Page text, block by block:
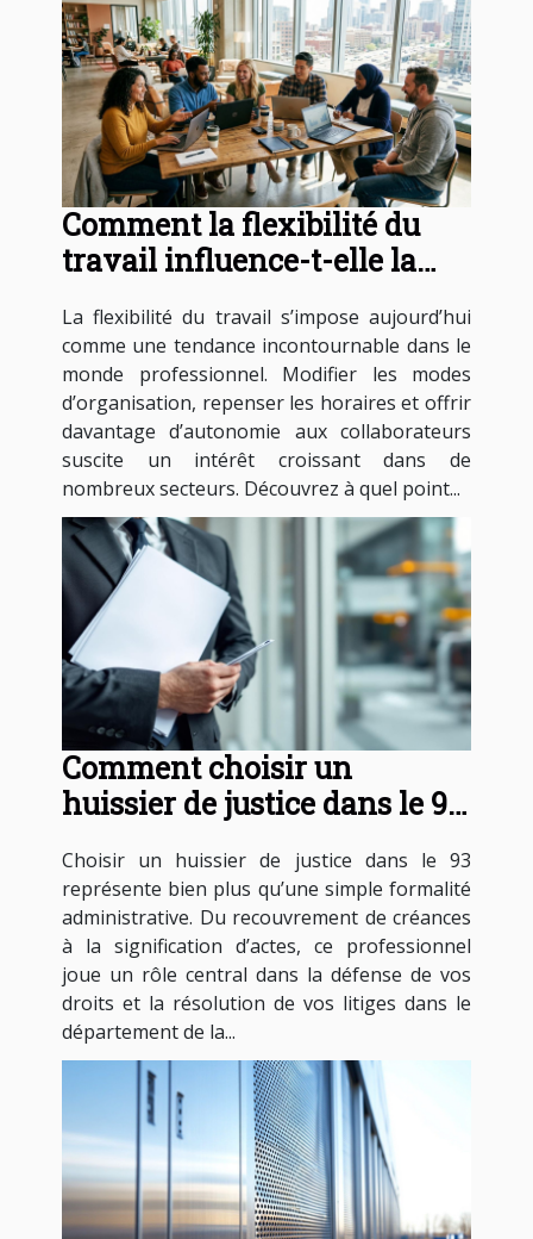
Comment la flexibilité du
travail influence-t-elle la
La flexibilité du travail s’impose aujourd’hui
comme une tendance incontournable dans le
monde professionnel. Modifier les modes
d’organisation, repenser les horaires et offrir
davantage d’autonomie aux collaborateurs
suscite un intérêt croissant dans de
nombreux secteurs. Découvrez à quel point...
Comment choisir un
huissier de justice dans le 93
Choisir un huissier de justice dans le 93
représente bien plus qu’une simple formalité
administrative. Du recouvrement de créances
à la signification d’actes, ce professionnel
joue un rôle central dans la défense de vos
droits et la résolution de vos litiges dans le
département de la...